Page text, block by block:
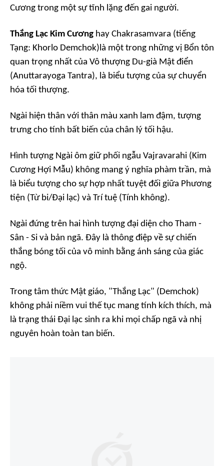
Cương trong một sự tĩnh lặng đến gai người.
Thắng Lạc Kim Cương hay Chakrasamvara (tiếng
Tạng: Khorlo Demchok)là một trong những vị Bổn tôn
quan trọng nhất của Vô thượng Du-già Mật điển
(Anuttarayoga Tantra), là biểu tượng của sự chuyển
hóa tối thượng.
Ngài hiện thân với thân màu xanh lam đậm, tượng
trưng cho tính bất biến của chân lý tối hậu.
Hình tượng Ngài ôm giữ phối ngẫu Vajravarahi (Kim
Cương Hợi Mẫu) không mang ý nghĩa phàm trần, mà
là biểu tượng cho sự hợp nhất tuyệt đối giữa Phương
tiện (Từ bi/Đại lạc) và Trí tuệ (Tính không).
Ngài đứng trên hai hình tượng đại diện cho Tham -
Sân - Si và bản ngã. Đây là thông điệp về sự chiến
thắng bóng tối của vô minh bằng ánh sáng của giác
ngộ.
Trong tâm thức Mật giáo, "Thắng Lạc" (Demchok)
không phải niềm vui thế tục mang tính kích thích, mà
là trạng thái Đại lạc sinh ra khi mọi chấp ngã và nhị
nguyên hoàn toàn tan biến.